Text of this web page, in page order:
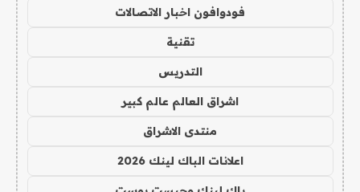
فودوافون اخبار الاتصالات
تقنية
التدريس
اشراق العالم عالم كبير
منتدى الاشراق
اعلانات الباك لينك 2026